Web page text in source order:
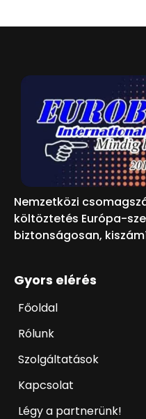
Nemzetközi
költöztetés Európa-
biztonságosan,
Gyors elérés
Főoldal
Rólunk
Szolgáltatások
Kapcsolat
Légy a partnerünk!